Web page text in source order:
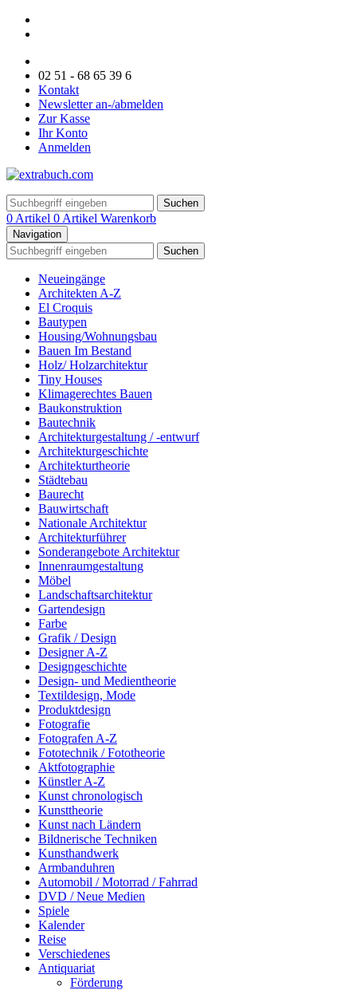
02 51 - 68 65 39 6
Kontakt
Newsletter an-/abmelden
Zur Kasse
Ihr Konto
Anmelden
Suchen
0 Artikel 0 Artikel Warenkorb
Navigation
Suchen
Neueingänge
Architekten A-Z
El Croquis
Bautypen
Housing/Wohnungsbau
Bauen Im Bestand
Holz/ Holzarchitektur
Tiny Houses
Klimagerechtes Bauen
Baukonstruktion
Bautechnik
Architekturgestaltung / -entwurf
Architekturgeschichte
Architekturtheorie
Städtebau
Baurecht
Bauwirtschaft
Nationale Architektur
Architekturführer
Sonderangebote Architektur
Innenraumgestaltung
Möbel
Landschaftsarchitektur
Gartendesign
Farbe
Grafik / Design
Designer A-Z
Designgeschichte
Design- und Medientheorie
Textildesign, Mode
Produktdesign
Fotografie
Fotografen A-Z
Fototechnik / Fototheorie
Aktfotographie
Künstler A-Z
Kunst chronologisch
Kunsttheorie
Kunst nach Ländern
Bildnerische Techniken
Kunsthandwerk
Armbanduhren
Automobil / Motorrad / Fahrrad
DVD / Neue Medien
Spiele
Kalender
Reise
Verschiedenes
Antiquariat
Förderung